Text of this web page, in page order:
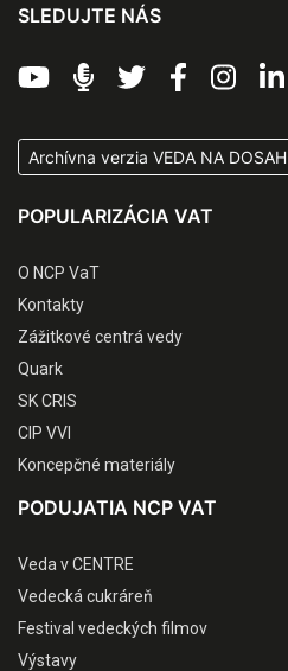
SLEDUJTE NÁS
Archívna verzia VEDA NA DOSAH
POPULARIZÁCIA VAT
O NCP VaT
Kontakty
Zážitkové centrá vedy
Quark
SK CRIS
CIP VVI
Koncepčné materiály
PODUJATIA NCP VAT
Veda v CENTRE
Vedecká cukráreň
Festival vedeckých filmov
Výstavy